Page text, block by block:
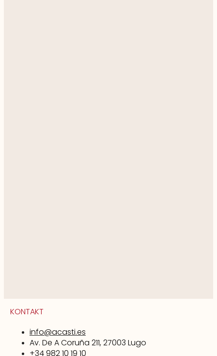
KONTAKT
info@acasti.es
Av. De A Coruña 211, 27003 Lugo
+34 982 10 19 10